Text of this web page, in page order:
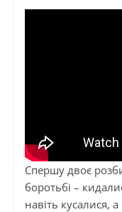
Спершу двоє
боротьбі –
навіть кусалися,